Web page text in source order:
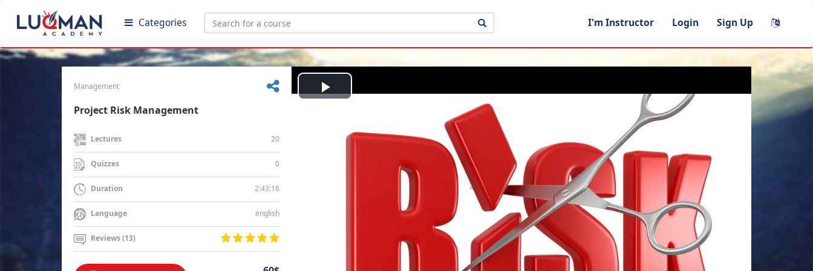
Categories I'm Instructor Login Sign Up
Management
Project Risk Management
Lectures 20
Quizzes 0
Duration 2:43:16
Language english
Reviews (13)
Play
Video